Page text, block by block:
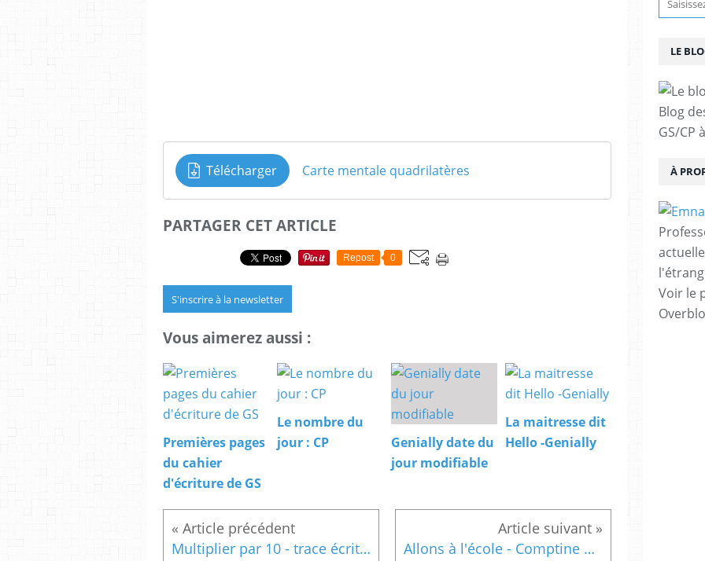
Télécharger Carte mentale quadrilatères
PARTAGER CET ARTICLE
Repost 0
S'inscrire à la newsletter
Vous aimerez aussi :
Premières pages
du cahier
d'écriture de GS
Le nombre du
jour : CP
Genially date du
jour modifiable
La maitresse dit
Hello -Genially
Multiplier par 10 - trace écrite - Ce1 Allons à l'école - Comptine de maternelle
LE
Blog
GS/CP
À
Voir le